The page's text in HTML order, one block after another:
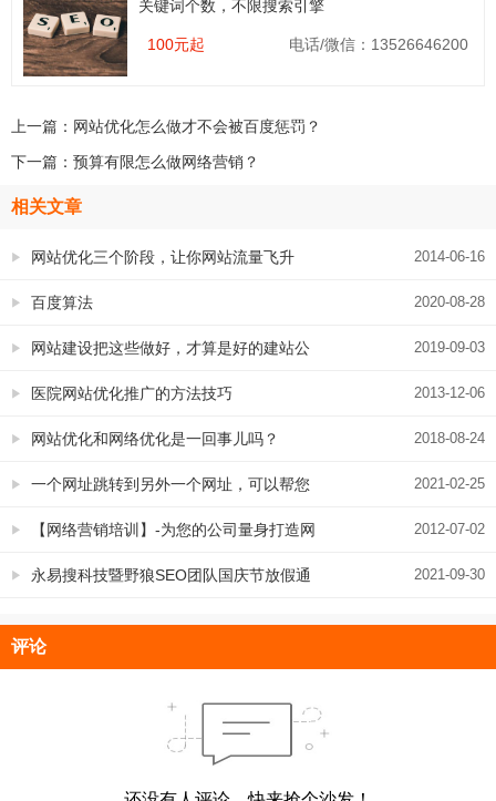
关键词个数，不限搜索引擎
100元起 电话/微信：13526646200
上一篇： 网站优化怎么做才不会被百度惩罚？
下一篇： 预算有限怎么做网络营销？
相关文章
2014-06-16
网站优化三个阶段，让你网站流量飞升
2020-08-28
百度算法
2019-09-03
网站建设把这些做好，才算是好的建站公
司 2013-12-06
医院网站优化推广的方法技巧
2018-08-24
网站优化和网络优化是一回事儿吗？
2021-02-25
一个网址跳转到另外一个网址，可以帮您
来做 2012-07-02
【网络营销培训】-为您的公司量身打造网
络营销培训课程 2021-09-30
永易搜科技暨野狼SEO团队国庆节放假通
评论